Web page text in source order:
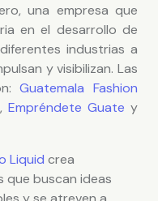
, una empresa que
en el desarrollo de
industrias a
y visibilizan. Las
Guatemala Fashion
, Empréndete Guate y
Liquid crea
que buscan ideas